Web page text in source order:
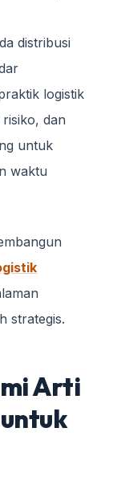
distribusi
logistik
dan
untuk
waktu
strategis.
Arti